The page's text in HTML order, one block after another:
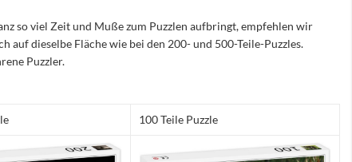
so viel Zeit und Muße zum Puzzlen aufbringt, empfehlen wir
auf dieselbe Fläche wie bei den 200- und 500-Teile-Puzzles.
Puzzler.
100 Teile Puzzle